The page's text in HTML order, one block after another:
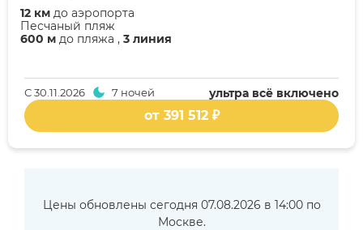
600 м до пляжа , 3 линия
Песчаный пляж
12 км до аэропорта
ультра всё включено
С30.11.2026 7 ночей
от 391 512 ₽
Цены обновлены сегодня 07.08.2026 в 14:00 по
Москве.